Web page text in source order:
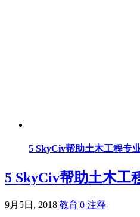
5 SkyCiv帮助土木工程专
5 SkyCiv帮助土木工
9月5日, 2018|教育|0 注释